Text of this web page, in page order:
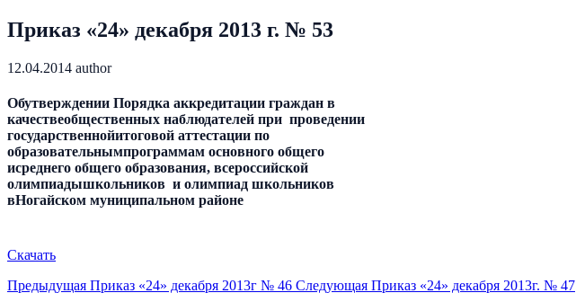
Приказ «24» декабря 2013 г. № 53
12.04.2014 author
Обутверждении Порядка аккредитации граждан в
качествеобщественных наблюдателей при проведении
государственнойитоговой аттестации по
образовательнымпрограммам основного общего
исреднего общего образования, всероссийской
олимпиадышкольников и олимпиад школьников
вНогайском муниципальном районе
Скачать
Предыдущая Приказ «24» декабря 2013г № 46 Следующая Приказ «24» декабря 2013г. № 47